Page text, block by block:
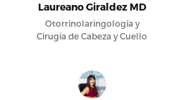
Laureano Giraldez MD
Otorrinolaringología y
Cirugía de Cabeza y Cuello